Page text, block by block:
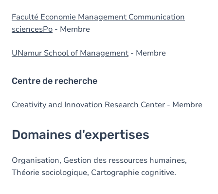
Diplômes
Faculté Economie Management Communication
sciencesPo - Membre
UNamur School of Management - Membre
Centre de recherche
Creativity and Innovation Research Center - Membre
Domaines d'expertises
Organisation, Gestion des ressources humaines,
Théorie sociologique, Cartographie cognitive.